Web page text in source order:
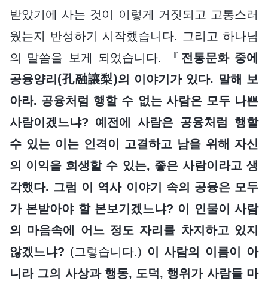
받았기에 사는 것이 이렇게 거짓되고 고통스러
웠는지 반성하기 시작했습니다. 그리고 하나님
의 말씀을 보게 되었습니다. 『 전통문화 중에
공융양리(孔融讓梨)의 이야기가 있다. 말해 보
아라. 공융처럼 행할 수 없는 사람은 모두 나쁜
사람이겠느냐? 예전에 사람은 공융처럼 행할
수 있는 이는 인격이 고결하고 남을 위해 자신
의 이익을 희생할 수 있는, 좋은 사람이라고 생
각했다. 그럼 이 역사 이야기 속의 공융은 모두
가 본받아야 할 본보기겠느냐? 이 인물이 사람
의 마음속에 어느 정도 자리를 차지하고 있지
않겠느냐? (그렇습니다.) 이 사람의 이름이 아
니라 그의 사상과 행동, 도덕, 행위가 사람들 마